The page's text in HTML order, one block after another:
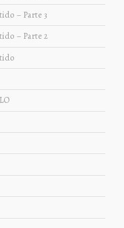
– Parte 3
– Parte 2